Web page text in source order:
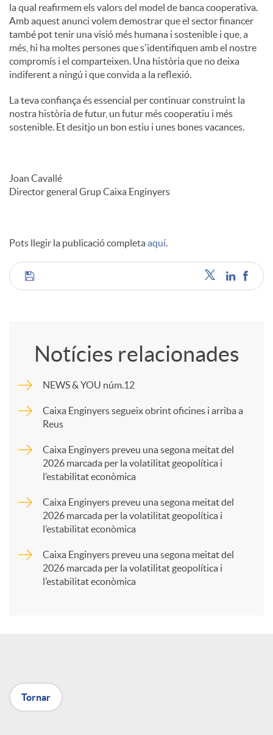
la qual reafirmem els valors del model de banca cooperativa.
Amb aquest anunci volem demostrar que el sector financer
també pot tenir una visió més humana i sostenible i que, a
més, hi ha moltes persones que s'identifiquen amb el nostre
compromís i el comparteixen. Una història que no deixa
indiferent a ningú i que convida a la reflexió.
La teva confiança és essencial per continuar construint la
nostra història de futur, un futur més cooperatiu i més
sostenible. Et desitjo un bon estiu i unes bones vacances.
Joan Cavallé
Director general Grup Caixa Enginyers
Pots llegir la publicació completaaquí.
C
p
a
X
Notícies relacionades
NEWS & YOU núm.12
Caixa Enginyers segueix obrint oficines i arriba a
Reus
Caixa Enginyers preveu una segona meitat del
2026 marcada per la volatilitat geopolítica i
l’estabilitat econòmica
Caixa Enginyers preveu una segona meitat del
2026 marcada per la volatilitat geopolítica i
l’estabilitat econòmica
Caixa Enginyers preveu una segona meitat del
2026 marcada per la volatilitat geopolítica i
l’estabilitat econòmica
Tornar